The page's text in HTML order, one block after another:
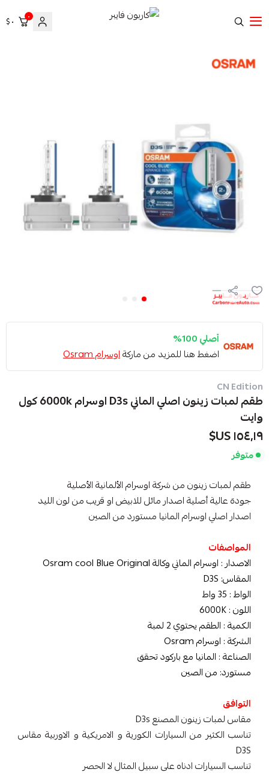
٠ ٠ $
أصلي 100%
اضغط هنا للمزيد من ماركةاوسرام Osram
CN Edition
طقم لمبات زينون اصلي الماني D3s اوسرام 6000k كول
وايت
١٥٤٫١٩ US$
متوفر
طقم لمبات زينون من شركة اوسرام الألمانية الأصلية
جودة عالية أصلية اصدار مائل للابيض او قريب من لون الليد
اصدار اصلي اوسرام المانيا مستورد من الصين
المواصفات
الاصدار : اوسرام الماني وكالة Osram cool Blue Original
المقاس: D3S
الواط : 35 واط
اللون : 6000K
الكمية : الطقم يحتوي 2 لمبة
الشركة : اوسرام Osram
الصناعة : المانيا مع باركود تحقق
مستورد: من الصين
التوافق
مقاس لمبات زينون المصنع D3s
تناسب الكثير من السيارات الكورية و الامريكية و الاوربية مقاس
D3S
تناسب السيارات ادناه على سبيل المثال لا الحصر